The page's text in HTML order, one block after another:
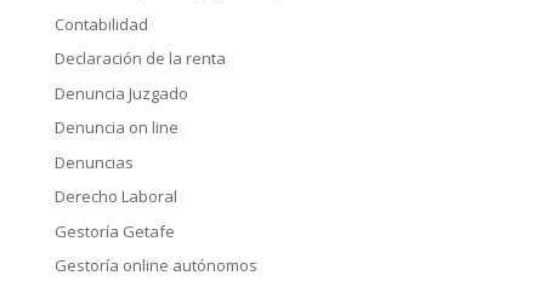
Contabilidad
Declaración de la renta
Denuncia Juzgado
Denuncia on line
Denuncias
Derecho Laboral
Gestoría Getafe
Gestoría online autónomos